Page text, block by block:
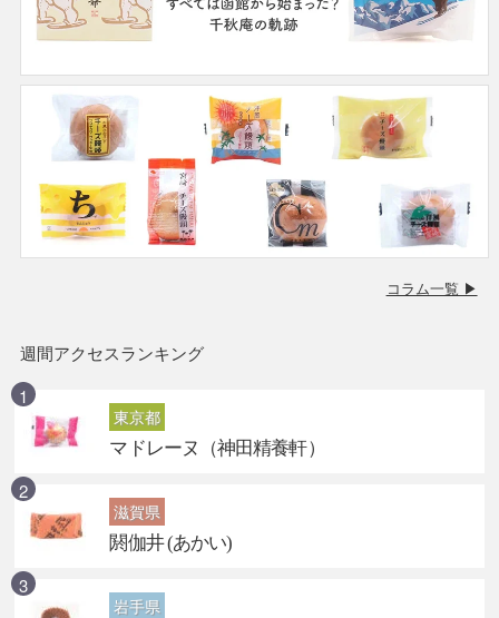
コラム一覧 ▶
週間アクセスランキング
東京都
マドレーヌ（神田精養軒）
滋賀県
閼伽井 (あかい)
岩手県